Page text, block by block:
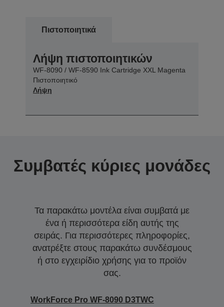
Πιστοποιητικά
Λήψη πιστοποιητικών
WF-8090 / WF-8590 Ink Cartridge XXL Magenta
Πιστοποιητικό
Λήψη
Συμβατές κύριες μονάδες
Τα παρακάτω μοντέλα είναι συμβατά με
ένα ή περισσότερα είδη αυτής της
σειράς. Για περισσότερες πληροφορίες,
ανατρέξτε στους παρακάτω συνδέσμους
ή στο εγχειρίδιο χρήσης για το προϊόν
σας.
WorkForce Pro WF-8090 D3TWC